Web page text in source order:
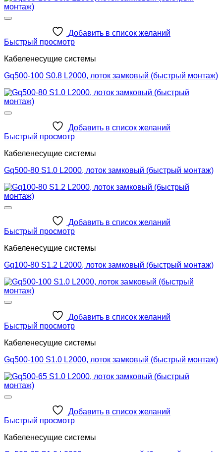
Добавить в список желаний
Быстрый просмотр
Кабеленесущие системы
Gq500-100 S0.8 L2000, лоток замковый (быстрый монтаж)
Добавить в список желаний
Быстрый просмотр
Кабеленесущие системы
Gq500-80 S1.0 L2000, лоток замковый (быстрый монтаж)
Добавить в список желаний
Быстрый просмотр
Кабеленесущие системы
Gq100-80 S1.2 L2000, лоток замковый (быстрый монтаж)
Добавить в список желаний
Быстрый просмотр
Кабеленесущие системы
Gq500-100 S1.0 L2000, лоток замковый (быстрый монтаж)
Добавить в список желаний
Быстрый просмотр
Кабеленесущие системы